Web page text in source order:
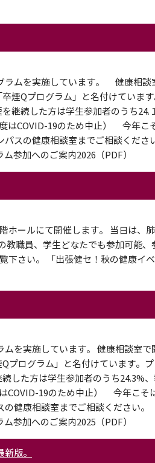
ムを実施しています。 健康相談
煙Qプログラム」と名付けていま
続した方は学生参加者のうち24.
はCOVID-19のため中止） 今年
スの健康相談室までご相談くださ
参加へのご案内2026（PDF）
ホールにて開催します。 当日は、
職員、学生どなたでも参加可能
下さい。 「出張健セ！秋の健康イ
を実施しています。 健康相談室で
プログラム」と名付けています。
た方は学生参加者のうち24.3%
COVID-19のため中止） 今年こそ
健康相談室までご相談ください。
加へのご案内2025（PDF）
版。